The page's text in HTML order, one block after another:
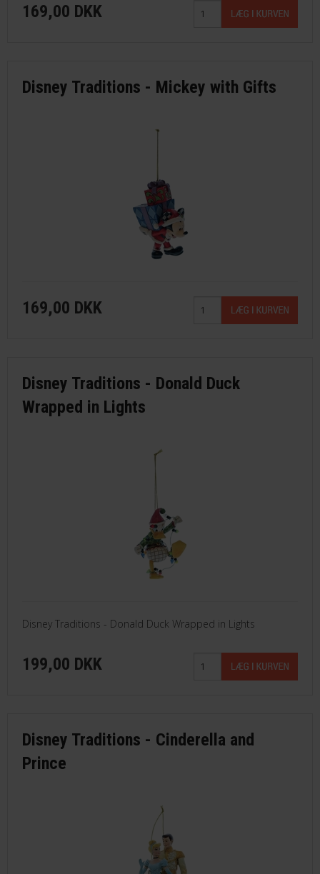
169,00 DKK
Disney Traditions - Mickey with Gifts
169,00 DKK
Disney Traditions - Donald Duck
Wrapped in Lights
Disney Traditions - Donald Duck Wrapped in Lights
199,00 DKK
Disney Traditions - Cinderella and
Prince